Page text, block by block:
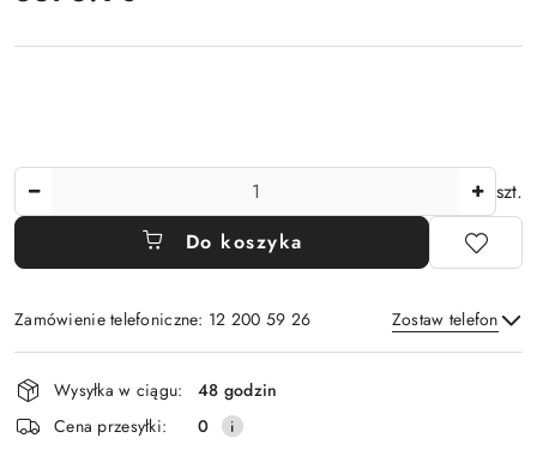
szt.
Do koszyka
Zamówienie telefoniczne: 12 200 59 26 Zostaw telefon
Wyślij
Dostępność
i
dostawa
Wysyłka w ciągu:
48 godzin
Cena przesyłki:
0